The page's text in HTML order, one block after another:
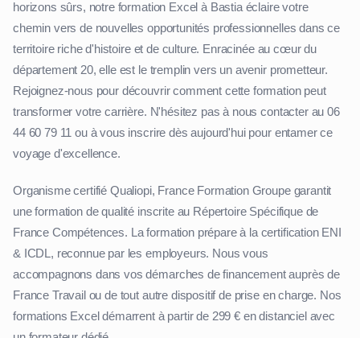
horizons sûrs, notre formation Excel à Bastia éclaire votre
chemin vers de nouvelles opportunités professionnelles dans ce
territoire riche d'histoire et de culture. Enracinée au cœur du
département 20, elle est le tremplin vers un avenir prometteur.
Rejoignez-nous pour découvrir comment cette formation peut
transformer votre carrière. N'hésitez pas à nous contacter au 06
44 60 79 11 ou à vous inscrire dès aujourd'hui pour entamer ce
voyage d'excellence.
Organisme certifié Qualiopi, France Formation Groupe garantit
une formation de qualité inscrite au Répertoire Spécifique de
France Compétences. La formation prépare à la certification ENI
& ICDL, reconnue par les employeurs. Nous vous
accompagnons dans vos démarches de financement auprès de
France Travail ou de tout autre dispositif de prise en charge. Nos
formations Excel démarrent à partir de 299 € en distanciel avec